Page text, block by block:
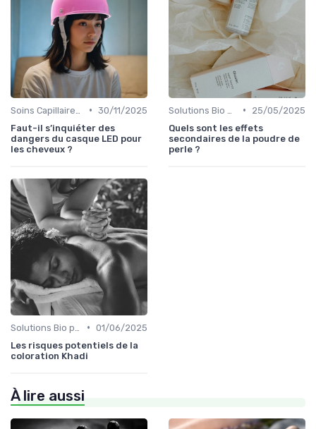
• 30/11/2025
Faut-il s’inquiéter des
dangers du casque LED pour
les cheveux ?
•
25/05/2025
Quels sont les effets
secondaires de la poudre de
perle ?
• 01/06/2025
Les risques potentiels de la
coloration Khadi
À lire aussi